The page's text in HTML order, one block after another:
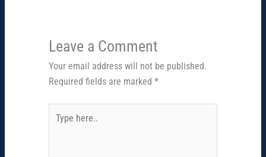
Leave a Comment
Your email address will not be published.
Required fields are marked *
here..